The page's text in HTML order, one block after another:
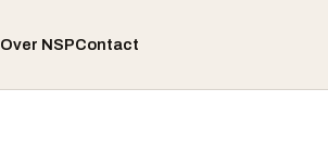
Over NSPContact